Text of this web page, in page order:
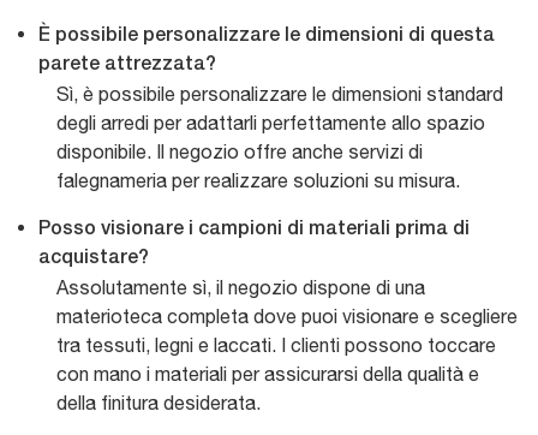
È possibile personalizzare le dimensioni di questa
parete attrezzata?
Sì, è possibile personalizzare le dimensioni standard
degli arredi per adattarli perfettamente allo spazio
disponibile. Il negozio offre anche servizi di
falegnameria per realizzare soluzioni su misura.
Posso visionare i campioni di materiali prima di
acquistare?
Assolutamente sì, il negozio dispone di una
materioteca completa dove puoi visionare e scegliere
tra tessuti, legni e laccati. I clienti possono toccare
con mano i materiali per assicurarsi della qualità e
della finitura desiderata.